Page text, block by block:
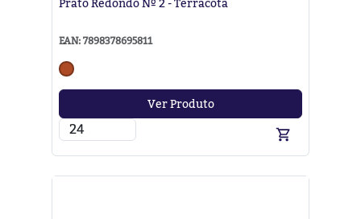
EAN: 7898378695811
Ver Produto